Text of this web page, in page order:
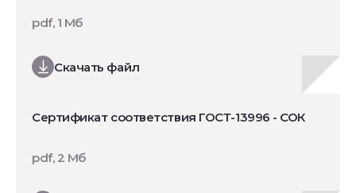
Скачать файл
pdf, 1 Мб
Сертификат соответствия ГОСТ-13996 - СОК
pdf, 2 Мб